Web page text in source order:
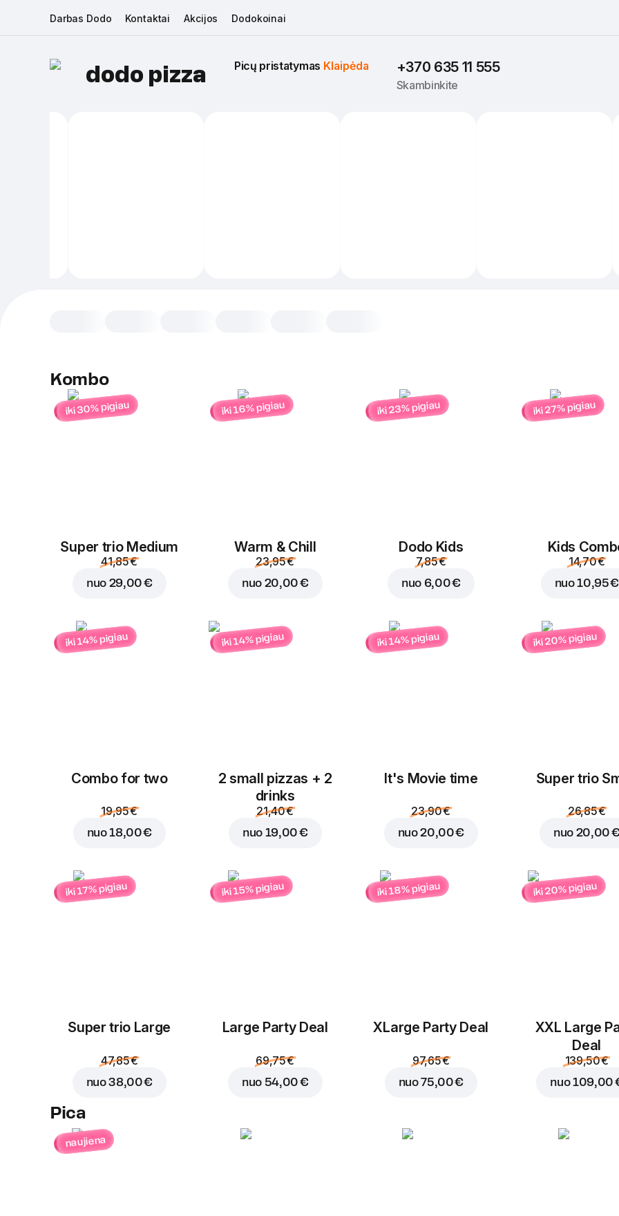
Darbas Dodo Kontaktai Akcijos Dodokoinai
dodo pizza Picų pristatymas Klaipėda +370 635 11 555
Skambinkite
Dodo Kids
Pakeisti sudėtį
4 vnt
Krosnyje kepti vištienos
Į krepšelį
Kombo
iki 30% pigiau
Super trio Medium
41,85 €
nuo 29,00 €
iki 16% pigiau
Warm & Chill
23,95 €
nuo 20,00 €
iki 23% pigiau
Dodo Kids
7,85 €
nuo 6,00 €
iki 27% pigiau
Kids
14,70 €
nuo10,95 €
iki 14% pigiau
Combo for two
19,95 €
nuo18,00 €
iki 14% pigiau
2 small pizzas + 2
drinks
21,40 €
nuo 19,00 €
iki 14% pigiau
It's Movie time
23,90 €
nuo20,00 €
iki 20% pigiau
Super trio
26,85 €
nuo 20,00 €
iki 17% pigiau
Super trio Large
47,85 €
nuo38,00 €
iki 15% pigiau
Large Party Deal
69,75 €
nuo 54,00 €
iki 18% pigiau
ХLarge Party Deal
97,65 €
nuo75,00 €
iki 20% pigiau
XXL Large
Deal
139,50 €
nuo 109,00
Pica
naujiena